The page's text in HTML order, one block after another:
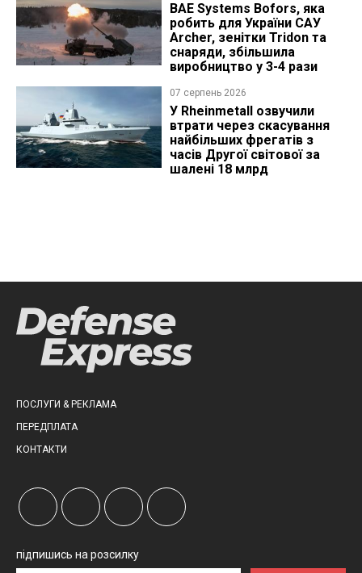
BAE Systems Bofors, яка
робить для України САУ
Archer, зенітки Tridon та
снаряди, збільшила
виробництво у 3-4 рази
07 серпень 2026
У Rheinmetall озвучили
втрати через скасування
найбільших фрегатів з
часів Другої світової за
шалені 18 млрд
ПОСЛУГИ & РЕКЛАМА
ПЕРЕДПЛАТА
КОНТАКТИ
підпишись на розсилку